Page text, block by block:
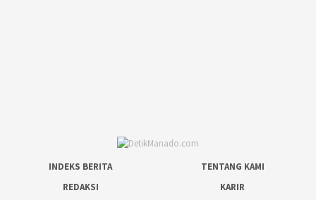
INDEKS BERITA
TENTANG KAMI
REDAKSI
KARIR